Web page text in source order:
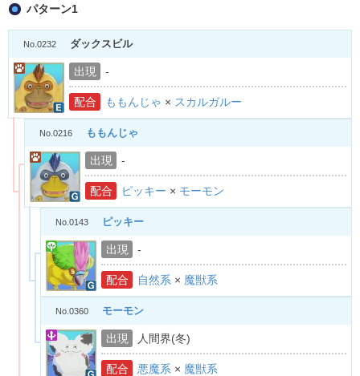
パターン1
No.0232 ダックスビル
出現 -
配合 ももんじゃ × スカルガルー
No.0216 ももんじゃ
出現 -
配合 ピッキー × モーモン
No.0143 ピッキー
出現 -
配合 自然系 × 魔獣系
No.0360 モーモン
出現 人間界(冬)
配合 悪魔系 × 魔獣系